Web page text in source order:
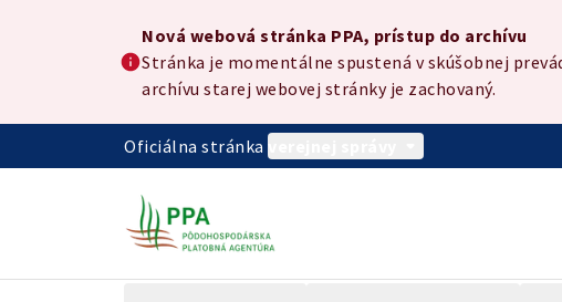
Preskočiť na hlavný obsah
Nová webová stránka PPA, prístup do archívu
Nová webová stránka PPA, prístup do archívu
Stránka je momentálne spustená v skúšobnej
archívu starej webovej stránky je zachovaný.
Oficiálna stránka